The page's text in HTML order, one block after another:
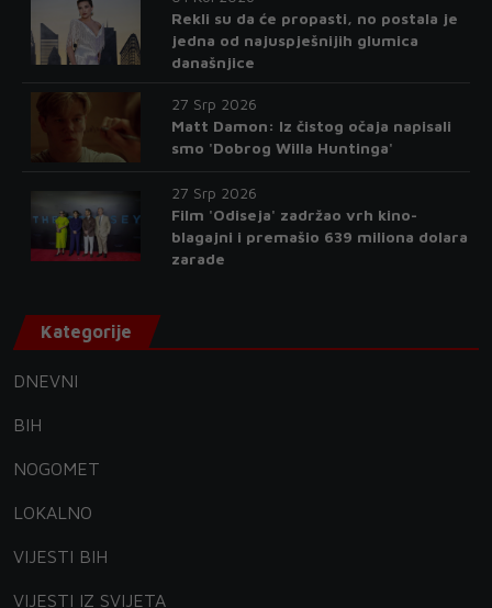
Rekli su da će propasti, no postala je
jedna od najuspješnijih glumica
današnjice
27 Srp 2026
Matt Damon: Iz čistog očaja napisali
smo 'Dobrog Willa Huntinga'
27 Srp 2026
Film 'Odiseja' zadržao vrh kino-
blagajni i premašio 639 miliona dolara
zarade
Kategorije
DNEVNI
BIH
NOGOMET
LOKALNO
VIJESTI BIH
VIJESTI IZ SVIJETA